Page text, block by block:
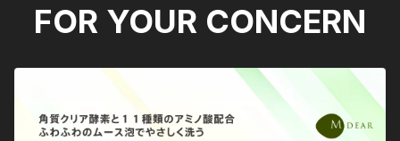
FOR YOUR CONCERN